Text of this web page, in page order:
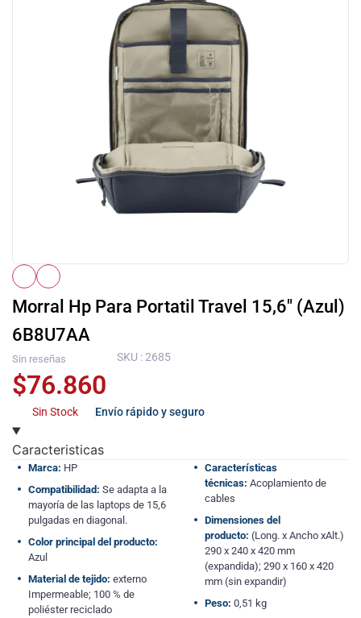
Morral Hp Para Portatil Travel 15,6″ (Azul)
6B8U7AA
Sin reseñas SKU : 2685
$76.860
Sin Stock Envío rápido y seguro
Caracteristicas
Marca: HP
Compatibilidad: Se adapta a la
mayoría de las laptops de 15,6
pulgadas en diagonal.
Color principal del producto:
Azul
Material de tejido: externo
Impermeable; 100 % de
poliéster reciclado
Características
técnicas: Acoplamiento de
cables
Dimensiones del
producto: (Long. x Ancho xAlt.)
290 x 240 x 420 mm
(expandida); 290 x 160 x 420
mm (sin expandir)
Peso: 0,51 kg